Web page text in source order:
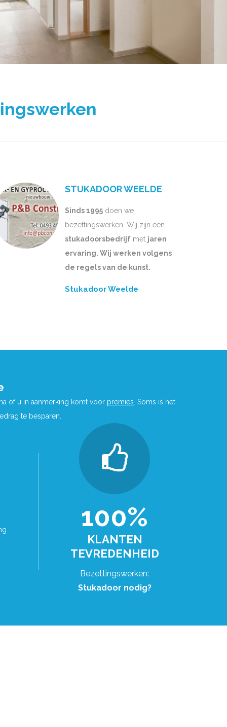
STUKADOOR WEELDE
Sinds 1995 doen we
bezettingswerken. Wij zijn een
stukadoorsbedrijf met jaren
ervaring. Wij werken volgens
de regels van de kunst.
Stukadoor Weelde
of u in aanmerking komt voor premies . Soms is het
te besparen.
100%
KLANTEN
TEVREDENHEID
Bezettingswerken:
Stukadoor nodig?